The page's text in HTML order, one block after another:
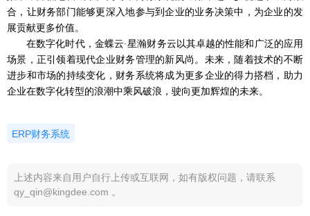
合，让财务部门能够更深入地参与到企业的业务决策中，为企业的发
展贡献更多价值。
在数字化时代，金蝶云·星瀚财务云以其卓越的性能和广泛的应用
场景，正引领着现代企业财务管理的新风尚。未来，随着技术的不断
进步和市场的持续变化， 财务系统将成为更多企业的得力搭档 ，助力
企业在数字化转型的浪潮中乘风破浪，驶向更加辉煌的未来。
ERP财务系统
上述内容来自用户自行上传或互联网，如有版权问题，请联系
qy_qin@kingdee.com 。